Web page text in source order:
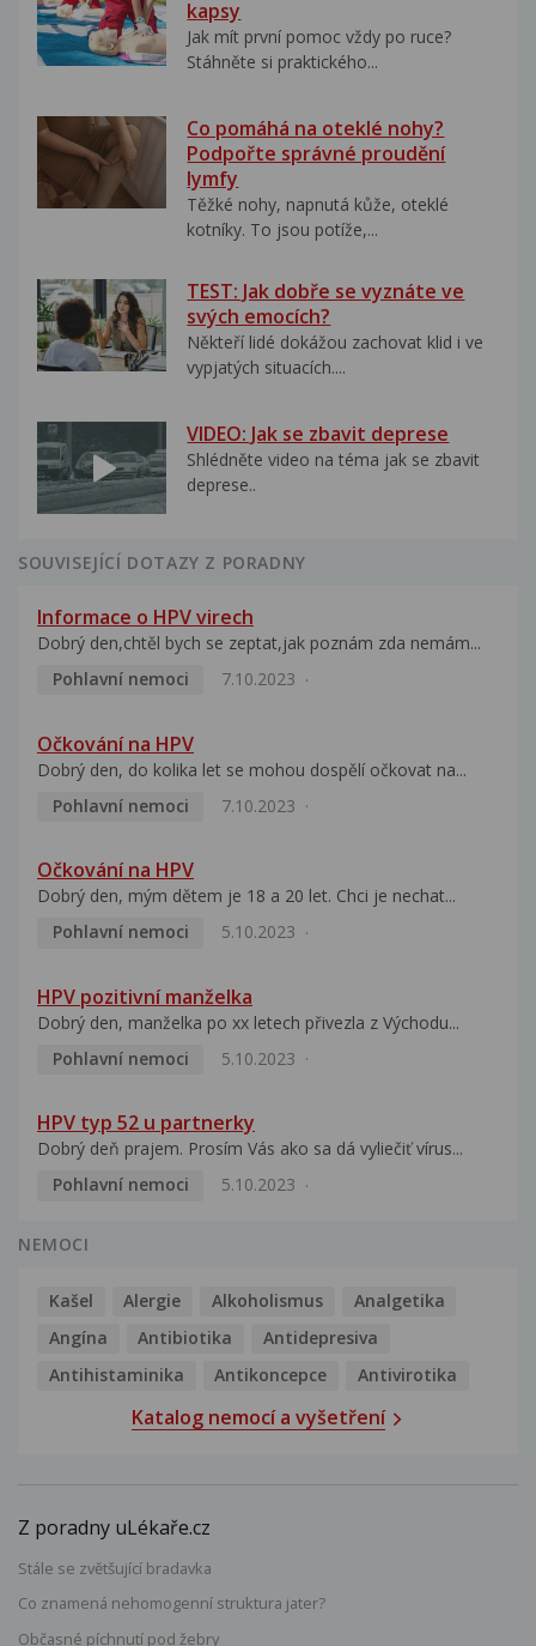
kapsy
Jak mít první pomoc vždy po ruce?
Stáhněte si praktického...
Co pomáhá na oteklé nohy?
Podpořte správné proudění
lymfy
Těžké nohy, napnutá kůže, oteklé
kotníky. To jsou potíže,...
TEST: Jak dobře se vyznáte ve
svých emocích?
Někteří lidé dokážou zachovat klid i ve
vypjatých situacích....
VIDEO: Jak se zbavit deprese
Shlédněte video na téma jak se zbavit
deprese..
SOUVISEJÍCÍ DOTAZY Z PORADNY
Informace o HPV virech
Dobrý den,chtěl bych se zeptat,jak poznám zda nemám...
Pohlavní nemoci
7.10.2023
Očkování na HPV
Dobrý den, do kolika let se mohou dospělí očkovat na...
Pohlavní nemoci
7.10.2023
Očkování na HPV
Dobrý den, mým dětem je 18 a 20 let. Chci je nechat...
Pohlavní nemoci
5.10.2023
HPV pozitivní manželka
Dobrý den, manželka po xx letech přivezla z Východu...
Pohlavní nemoci
5.10.2023
HPV typ 52 u partnerky
Dobrý deň prajem. Prosím Vás ako sa dá vyliečiť vírus...
Pohlavní nemoci
5.10.2023
NEMOCI
Kašel Alergie Alkoholismus
Analgetika
Angína
Antibiotika
Antidepresiva
Antihistaminika
Antikoncepce Antivirotika
Katalog nemocí a vyšetření
Z poradny uLékaře.cz
Stále se zvětšující bradavka
Co znamená nehomogenní struktura jater?
Občasné píchnutí pod žebry